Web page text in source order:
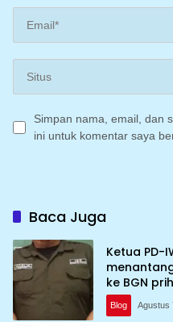
Simpan nama, email, dan
ini untuk komentar saya
Baca Juga
Ketua PD-
ke BGN
memenuhi
Blog Agustus